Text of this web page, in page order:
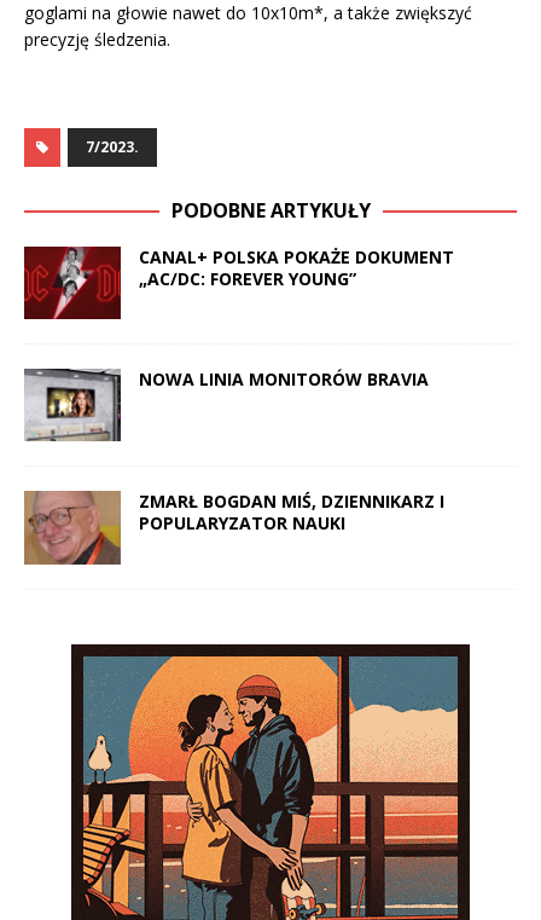
goglami na głowie nawet do 10x10m*, a także zwiększyć
precyzję śledzenia.
7/2023.
PODOBNE ARTYKUŁY
CANAL+ POLSKA POKAŻE DOKUMENT
„AC/DC: FOREVER YOUNG”
NOWA LINIA MONITORÓW BRAVIA
ZMARŁ BOGDAN MIŚ, DZIENNIKARZ I
POPULARYZATOR NAUKI